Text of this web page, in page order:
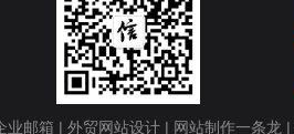
业邮箱 | 外贸网站设计| 网站制作一条龙 |